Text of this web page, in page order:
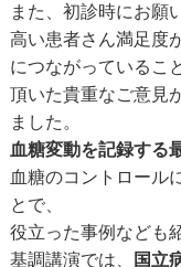
また、初診時にお願
高い患者さん満足度
につながっているこ
頂いた貴重なご意見
ました。
血糖変動を記録する
血糖のコントロール
とで、
役立った事例なども
基調講演では、
国立